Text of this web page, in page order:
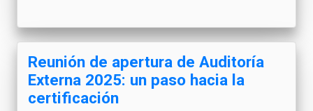
Reunión de apertura de Auditoría
Externa 2025: un paso hacia la
certificación